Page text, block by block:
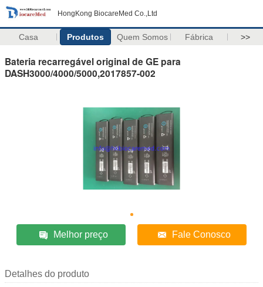
HongKong BiocareMed Co.,Ltd
Casa Produtos Quem Somos Fábrica >>
Bateria recarregável original de GE para
DASH3000/4000/5000,2017857-002
Melhor preço Fale Conosco
Detalhes do produto